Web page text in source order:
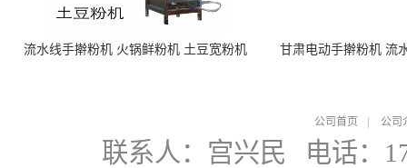
流水线手擀粉机 火锅鲜粉机 土豆宽粉机 甘肃电动手擀粉机 流
公司首页 公司
联系人：宫兴民 电话：